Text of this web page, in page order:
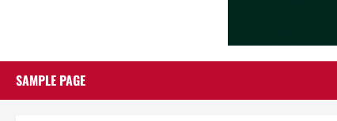
SAMPLE PAGE